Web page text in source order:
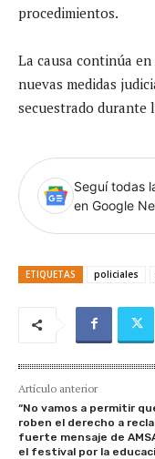
procedimientos.
La causa continúa
nuevas medidas
secuestrado durante
Seguí todas
en Google
ETIQUETAS policiales
Artículo anterior
“No vamos a permitir
roben el derecho a
fuerte mensaje de
el festival por la